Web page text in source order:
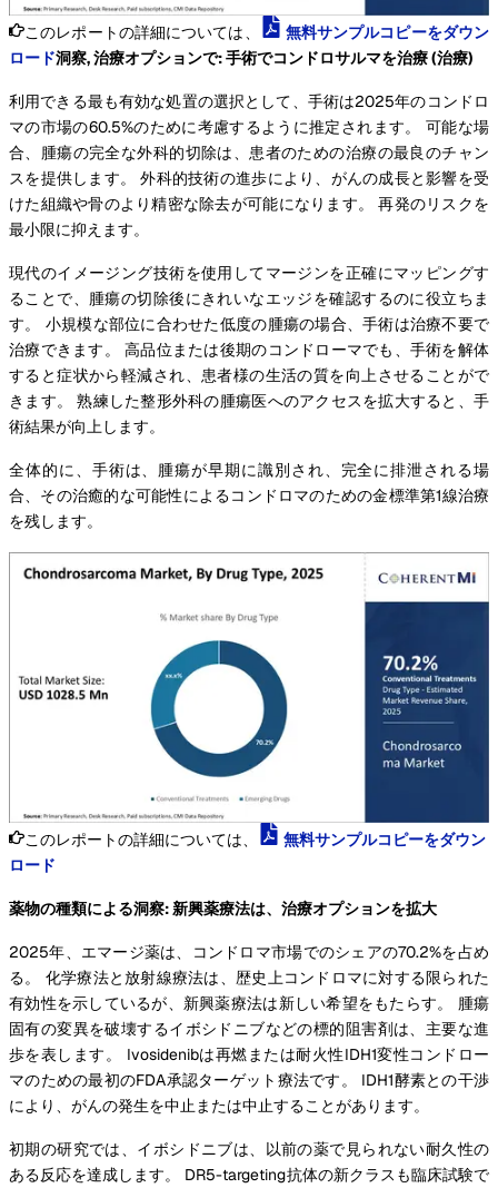
このレポートの詳細については、
無料サンプルコピーをダウン
ロード洞察, 治療オプションで: 手術でコンドロサルマを治療 (治療)
利用できる最も有効な処置の選択として、手術は2025年のコンドロ
マの市場の60.5%のために考慮するように推定されます。 可能な場
合、腫瘍の完全な外科的切除は、患者のための治療の最良のチャン
スを提供します。 外科的技術の進歩により、がんの成長と影響を受
けた組織や骨のより精密な除去が可能になります。 再発のリスクを
最小限に抑えます。
現代のイメージング技術を使用してマージンを正確にマッピングす
ることで、腫瘍の切除後にきれいなエッジを確認するのに役立ちま
す。 小規模な部位に合わせた低度の腫瘍の場合、手術は治療不要で
治療できます。 高品位または後期のコンドローマでも、手術を解体
すると症状から軽減され、患者様の生活の質を向上させることがで
きます。 熟練した整形外科の腫瘍医へのアクセスを拡大すると、手
術結果が向上します。
全体的に、手術は、腫瘍が早期に識別され、完全に排泄される場
合、その治癒的な可能性によるコンドロマのための金標準第1線治療
を残します。
このレポートの詳細については、
無料サンプルコピーをダウン
ロード
薬物の種類による洞察: 新興薬療法は、治療オプションを拡大
2025年、エマージ薬は、コンドロマ市場でのシェアの70.2%を占め
る。 化学療法と放射線療法は、歴史上コンドロマに対する限られた
有効性を示しているが、新興薬療法は新しい希望をもたらす。 腫瘍
固有の変異を破壊するイボシドニブなどの標的阻害剤は、主要な進
歩を表します。 Ivosidenibは再燃または耐火性IDH1変性コンドロー
マのための最初のFDA承認ターゲット療法です。 IDH1酵素との干渉
により、がんの発生を中止または中止することがあります。
初期の研究では、イボシドニブは、以前の薬で見られない耐久性の
ある反応を達成します。 DR5-targeting抗体の新クラスも臨床試験で